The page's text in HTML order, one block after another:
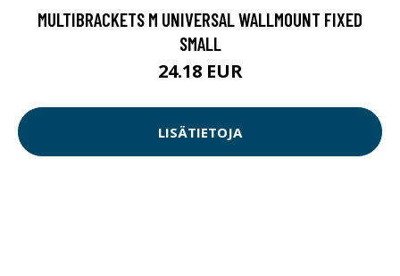
MULTIBRACKETS M UNIVERSAL WALLMOUNT FIXED
SMALL
24.18 EUR
LISÄTIETOJA